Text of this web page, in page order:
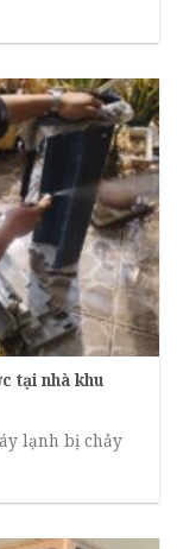
tại nhà khu
lạnh bị chảy